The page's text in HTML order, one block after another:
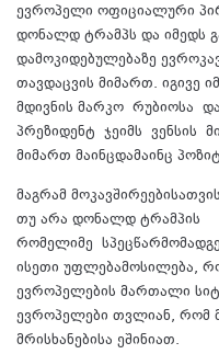
ევროპელი ოფიციალური
დონალდ ტრამპს და იმედს
დამოკიდებულებაზე
თავდაცვის მიმართ. იგივე
მდივნის მარკო რუბიოსა
პრეზიდენტ ჯეიმს ვენსის
მიმართ მაინცდამაინც
მაგრამ
თუ არა დონალდ ტრამპის
რომელიმე
ისეთი უფლებამოსილება,
ევროპელების მართალი
ევროპელები თვლიან, რომ
მრისხანებისა ეშინიათ.